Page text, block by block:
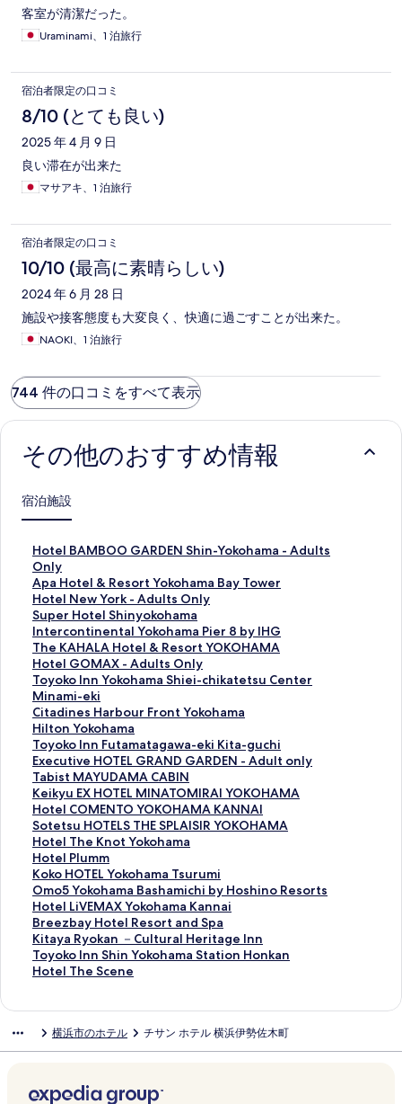
客室が清潔だった。
Uraminami、1 泊旅行
宿泊者限定の口コミ
8/10 (とても良い)
2025 年 4 月 9 日
良い滞在が出来た
マサアキ、1 泊旅行
宿泊者限定の口コミ
10/10 (最高に素晴らしい)
2024 年 6 月 28 日
施設や接客態度も大変良く、快適に過ごすことが出来た。
NAOKI、1 泊旅行
744 件の口コミをすべて表示
その他のおすすめ情報
宿泊施設
Hotel BAMBOO GARDEN Shin-Yokohama - Adults
Only
H
o
t
e
l
B
A
M
B
O
O
G
A
R
D
E
N
S
h
i
n
-
Y
o
k
o
h
A
l
Apa Hotel & Resort Yokohama Bay Tower
A
p
a
H
o
t
e
l
&
R
e
s
o
r
t
Y
o
k
o
h
a
m
a
B
a
e
ペ
Hotel New York - Adults Only
H
o
t
e
l
N
e
w
Y
o
r
k
-
A
d
u
l
t
s
O
n
l
y
の
を
開
ン
Super Hotel Shinyokohama
S
u
p
e
r
H
o
t
e
l
S
h
i
n
y
o
k
o
h
a
m
a
の
を
開
ン
Intercontinental Yokohama Pier 8 by IHG
I
n
t
e
r
c
o
n
t
i
n
e
n
t
a
l
Y
o
k
o
h
a
e
b
The KAHALA Hotel & Resort YOKOHAMA
T
h
e
K
A
H
A
L
A
H
o
t
e
l
&
R
e
s
o
r
t
O
H
A
Hotel GOMAX - Adults Only
H
o
t
e
l
G
O
M
A
X
-
A
d
u
l
t
s
O
n
l
ー
ジ
く
Toyoko Inn Yokohama Shiei-chikatetsu Center
Minami-eki
T
o
y
o
k
o
I
n
n
Y
o
k
o
h
a
m
a
S
h
c
k
Citadines Harbour Front Yokohama
C
i
t
a
d
i
n
e
s
H
a
r
b
o
u
r
F
Y
o
Hilton Yokohama
H
i
l
t
o
n
Y
o
k
o
h
a
m
a
の
ペ
開
く
ク
Toyoko Inn Futamatagawa-eki Kita-guchi
T
o
y
o
k
o
I
n
n
F
u
t
a
m
a
w
e
Executive HOTEL GRAND GARDEN - Adult only
E
x
e
c
u
t
i
v
e
H
O
T
E
L
D
R
Tabist MAYUDAMA CABIN
T
a
b
i
s
t
M
A
Y
U
D
A
M
I
ペ
Keikyu EX HOTEL MINATOMIRAI YOKOHAMA
K
e
i
k
y
u
E
X
H
O
T
E
A
M
Hotel COMENTO YOKOHAMA KANNAI
H
o
t
e
l
C
O
M
E
N
T
O
M
Sotetsu HOTELS THE SPLAISIR YOKOHAMA
S
o
t
e
t
s
u
H
O
T
H
P
Hotel The Knot Yokohama
H
o
t
e
l
T
h
e
K
o
h
Hotel Plumm
H
o
t
e
l
P
l
u
ペ
ー
開
Koko HOTEL Yokohama Tsurumi
K
o
k
o
H
O
T
k
a
Omo5 Yokohama Bashamichi by Hoshino Resorts
O
m
o
5
Y
o
m
a
Hotel LiVEMAX Yokohama Kannai
H
o
t
e
l
M
Y
Breezbay Hotel Resort and Spa
B
r
e
e
H
e
Kitaya Ryokan －Cultural Heritage Inn
K
i
t
y
a
Toyoko Inn Shin Yokohama Station Honkan
T
o
I
S
Hotel The Scene
H
T
S
横浜市のホテル チサン ホテル 横浜伊勢佐木町